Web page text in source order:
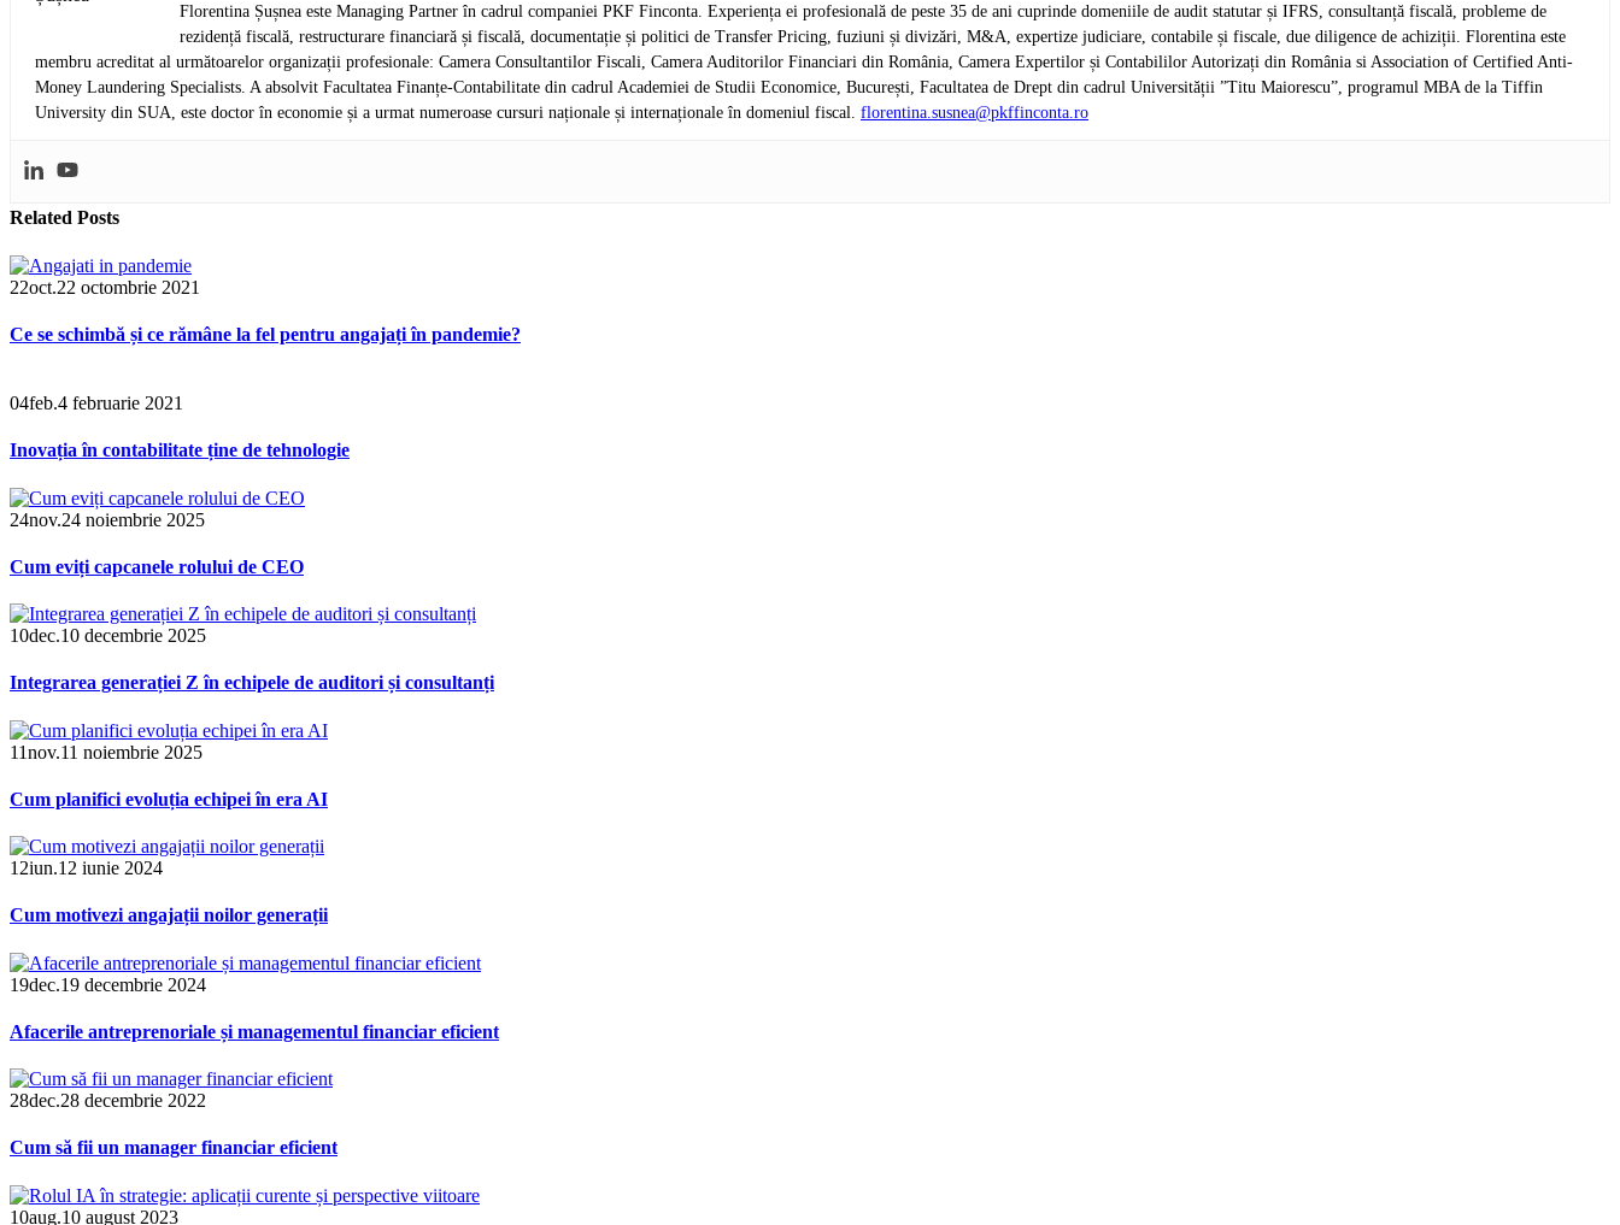
Florentina Șușnea este Managing Partner în cadrul companiei PKF Finconta. Experiența ei profesională de peste 35 de ani cuprinde domeniile de audit statutar și IFRS, consultanță fiscală, probleme de
rezidență fiscală, restructurare financiară și fiscală, documentație și politici de Transfer Pricing, fuziuni și divizări, M&A, expertize judiciare, contabile și fiscale, due diligence de achiziții. Florentina este
membru acreditat al următoarelor organizații profesionale: Camera Consultantilor Fiscali, Camera Auditorilor Financiari din România, Camera Expertilor și Contabililor Autorizați din România si Association of Certified Anti-
Money Laundering Specialists. A absolvit Facultatea Finanțe-Contabilitate din cadrul Academiei de Studii Economice, București, Facultatea de Drept din cadrul Universității ”Titu Maiorescu”, programul MBA de la Tiffin
University din SUA, este doctor în economie și a urmat numeroase cursuri naționale și internaționale în domeniul fiscal. florentina.susnea@pkffinconta.ro
Related Posts
22oct.22 octombrie 2021
Ce se schimbă și ce rămâne la fel pentru angajați în pandemie?
04feb.4 februarie 2021
Inovația în contabilitate ține de tehnologie
24nov.24 noiembrie 2025
Cum eviți capcanele rolului de CEO
10dec.10 decembrie 2025
Integrarea generației Z în echipele de auditori și consultanți
11nov.11 noiembrie 2025
Cum planifici evoluția echipei în era AI
12iun.12 iunie 2024
Cum motivezi angajații noilor generații
19dec.19 decembrie 2024
Afacerile antreprenoriale și managementul financiar eficient
28dec.28 decembrie 2022
Cum să fii un manager financiar eficient
10aug.10 august 2023